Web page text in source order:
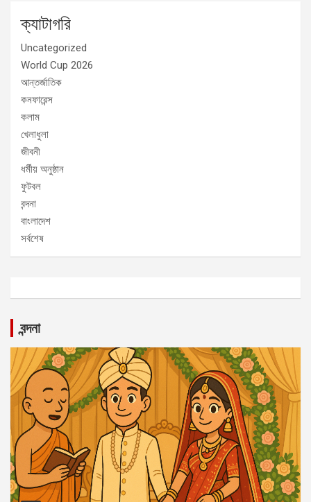
ক্যাটাগরি
Uncategorized
World Cup 2026
আন্তর্জাতিক
কনফারেন্স
কলাম
খেলাধুলা
জীবনী
ধর্মীয় অনুষ্ঠান
ফুটবল
বন্দনা
বাংলাদেশ
সর্বশেষ
বন্দনা